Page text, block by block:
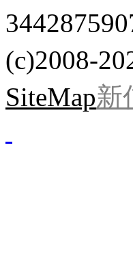
(c)2008-
SiteMap新